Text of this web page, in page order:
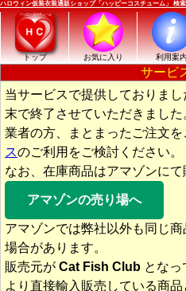
ハロウィン仮装衣装通販ショップ「ハッピーコスチューム」 検
トップ お気に入り 利用案内
サービ
当サービスで提供しておりま
末で終了させていただきました
業者の方、まとまったご注文を
スのご利用をご検討ください。
なお、在庫商品はアマゾンにて
アマゾンの売り場へ
アマゾンでは弊社以外も同じ
場合があります。
販売元が Cat Fish Club とな
より直接輸入販売している商品